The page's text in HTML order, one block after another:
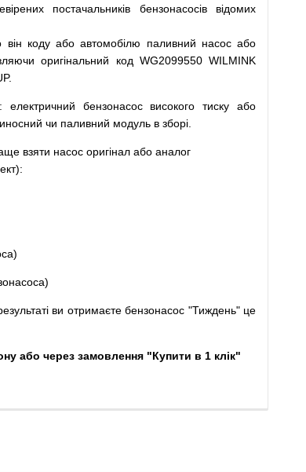
постачальників
бензонасосів відомих
він коду або автомобілю паливний насос або
оригінальний код WG2099550 WILMINK
: електричний бензонасос високого тиску
або
чи паливний модуль в зборі
взяти насос оригінал або аналог
):
)
)
ви отримаєте бензонасос "Тиждень" це
або через замовлення "Купити в 1 клік"